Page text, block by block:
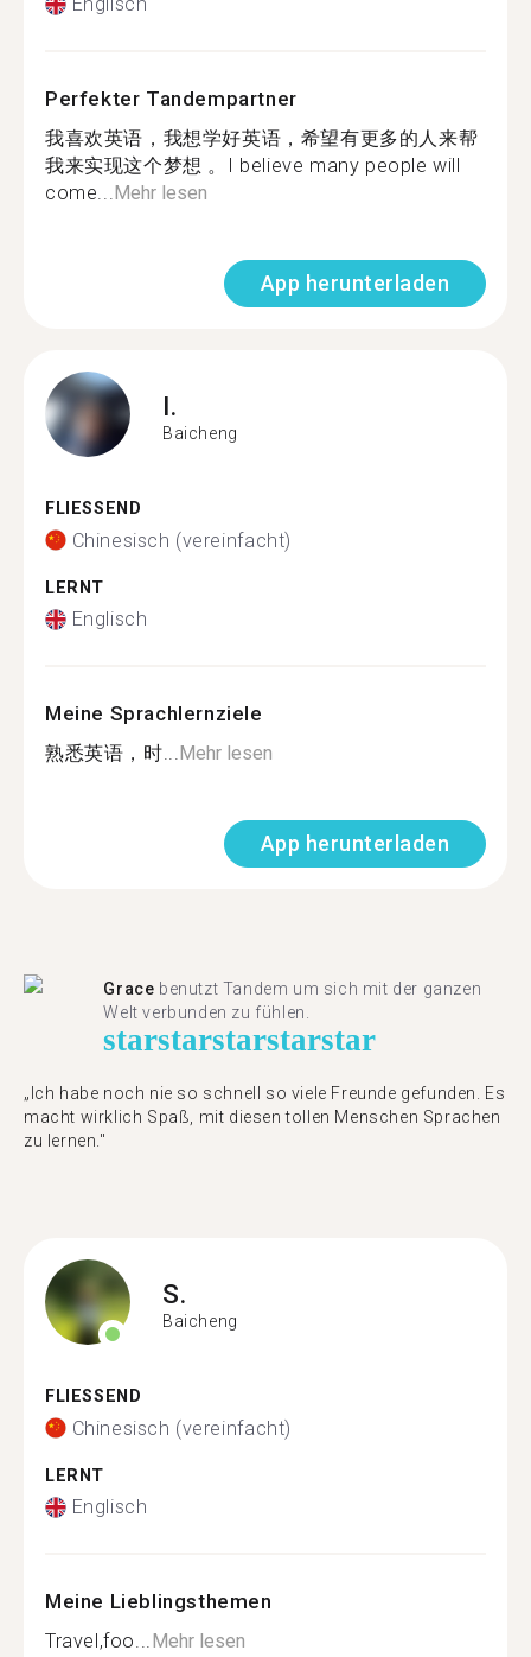
Perfekter Tandempartner
我喜欢英语，我想学好英语，希望有更多的人来帮
我来实现这个梦想 。I believe many people will
come...Mehr lesen
App herunterladen
I.
Baicheng
FLIESSEND
Chinesisch (vereinfacht)
LERNT
Englisch
Meine Sprachlernziele
熟悉英语，时...Mehr lesen
App herunterladen
Grace benutzt Tandem um sich mit der ganzen
Welt verbunden zu fühlen.
starstarstarstarstar
„Ich habe noch nie so schnell so viele Freunde gefunden. Es
macht wirklich Spaß, mit diesen tollen Menschen Sprachen
zu lernen."
S.
Baicheng
FLIESSEND
Chinesisch (vereinfacht)
LERNT
Englisch
Meine Lieblingsthemen
Travel,foo...Mehr lesen